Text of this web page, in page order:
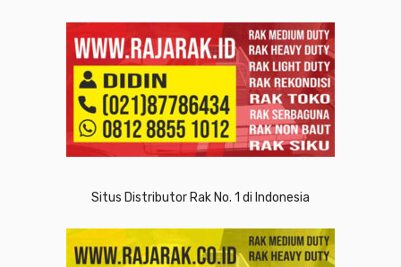
Situs Distributor Rak No. 1 di Indonesia